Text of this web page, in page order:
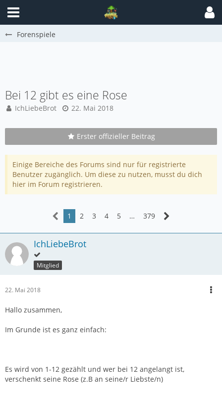
Forenspiele
Bei 12 gibt es eine Rose
IchLiebeBrot 22. Mai 2018
Erster offizieller Beitrag
Einige Bereiche des Forums sind nur für registrierte
Benutzer zugänglich. Um diese zu nutzen, musst du dich
hier im Forum registrieren.
1 2 3 4 5 … 379
IchLiebeBrot
Mitglied
22. Mai 2018
Hallo zusammen,
Im Grunde ist es ganz einfach:
Es wird von 1-12 gezählt und wer bei 12 angelangt ist,
verschenkt seine Rose (z.B an seine/r Liebste/n)